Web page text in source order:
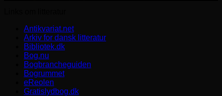
Antikvariat.net
Arkiv for dansk litteratur
Bibliotek.dk
Bog.nu
Bogbrancheguiden
Bogrummet
eReolen
Gratislydbog.dk